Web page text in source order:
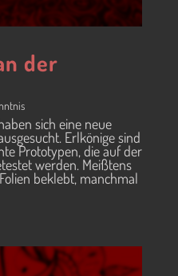
der
sich eine neue
Erlkönige sind
Prototypen, die auf der
werden. Meißtens
beklebt, manchmal